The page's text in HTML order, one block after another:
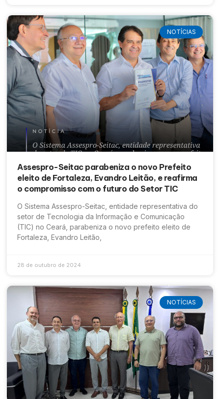
NOTÍCIAS
Assespro-Seitac parabeniza o novo Prefeito
eleito de Fortaleza, Evandro Leitão, e reafirma
o compromisso com o futuro do Setor TIC
O Sistema Assespro-Seitac, entidade representativa do
setor de Tecnologia da Informação e Comunicação
(TIC) no Ceará, parabeniza o novo prefeito eleito de
Fortaleza, Evandro Leitão,
28 de outubro de 2024
NOTÍCIAS